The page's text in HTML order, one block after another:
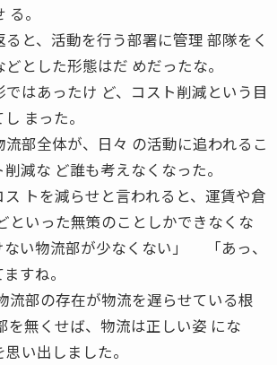
。
と、活動を行う部署に管理 部隊をく
とした形態はだ めだったな。
はあったけ ど、コスト削減という目
まった。
部全体が、日々 の活動に追われるこ
減な ど誰も考えなくなった。
トを減らせと言われると、運賃や倉
といった無策のことしかできなくな
ない物流部が少なくない」 「あっ、
すね。
流部の存在が物流を遅らせている根
を無くせば、物流は正しい姿 にな
い出しました。